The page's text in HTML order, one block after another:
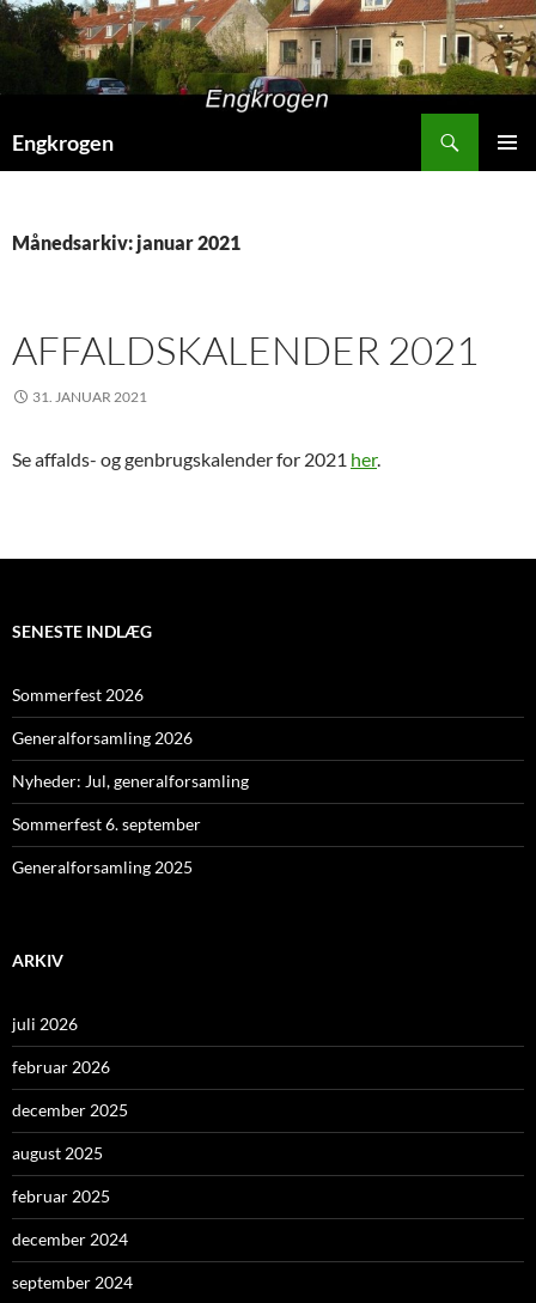
Hop
Engkrogen
Månedsarkiv: januar 2021
AFFALDSKALENDER 2021
31. JANUAR 2021
Se affalds- og genbrugskalender for 2021 her.
SENESTE INDLÆG
Sommerfest 2026
Generalforsamling 2026
Nyheder: Jul, generalforsamling
Sommerfest 6. september
Generalforsamling 2025
ARKIV
juli 2026
februar 2026
december 2025
august 2025
februar 2025
december 2024
september 2024